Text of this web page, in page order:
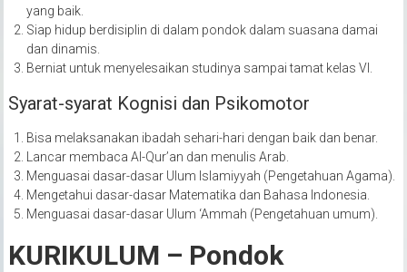
yang baik.
Siap hidup berdisiplin di dalam pondok dalam suasana damai
dan dinamis.
Berniat untuk menyelesaikan studinya sampai tamat kelas VI.
Syarat-syarat Kognisi dan Psikomotor
Bisa melaksanakan ibadah sehari-hari dengan baik dan benar.
Lancar membaca Al-Qur’an dan menulis Arab.
Menguasai dasar-dasar Ulum Islamiyyah (Pengetahuan Agama).
Mengetahui dasar-dasar Matematika dan Bahasa Indonesia.
Menguasai dasar-dasar Ulum ‘Ammah (Pengetahuan umum).
KURIKULUM – Pondok